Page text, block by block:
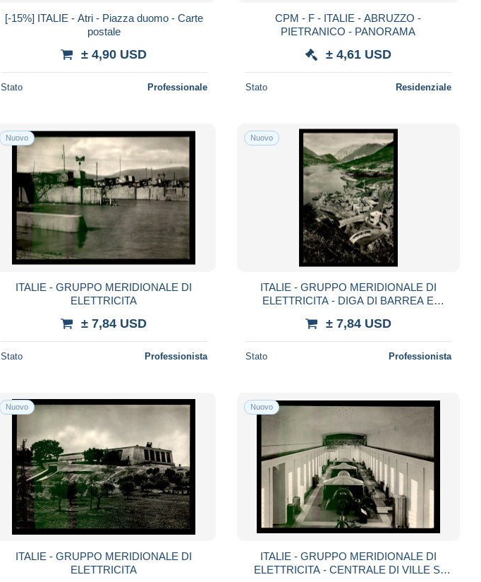
[-15%] ITALIE - Atri - Piazza duomo - Carte
postale
± 4,90 USD
Stato Professionale
CPM - F - ITALIE - ABRUZZO -
PIETRANICO - PANORAMA
± 4,61 USD
Stato Residenziale
Nuovo
ITALIE - GRUPPO MERIDIONALE DI
ELETTRICITA
± 7,84 USD
Stato Professionista
Nuovo
ITALIE - GRUPPO MERIDIONALE DI
ELETTRICITA - DIGA DI BARREA E
± 7,84 USD
Stato Professionista
Nuovo
ITALIE - GRUPPO MERIDIONALE DI
ELETTRICITA
Nuovo
ITALIE - GRUPPO MERIDIONALE DI
ELETTRICITA - CENTRALE DI VILLE S.